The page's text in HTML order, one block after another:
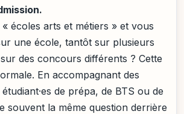
écoles arts et métiers » et vous
une école, tantôt sur plusieurs
des concours différents ? Cette
En accompagnant des
étudiant·es de prépa, de BTS ou de
souvent la même question derrière